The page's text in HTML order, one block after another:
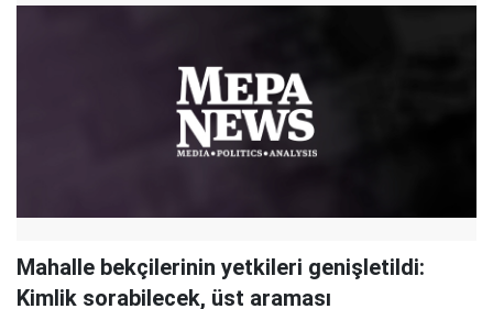
Mahalle bekçilerinin yetkileri genişletildi:
Kimlik sorabilecek, üst araması